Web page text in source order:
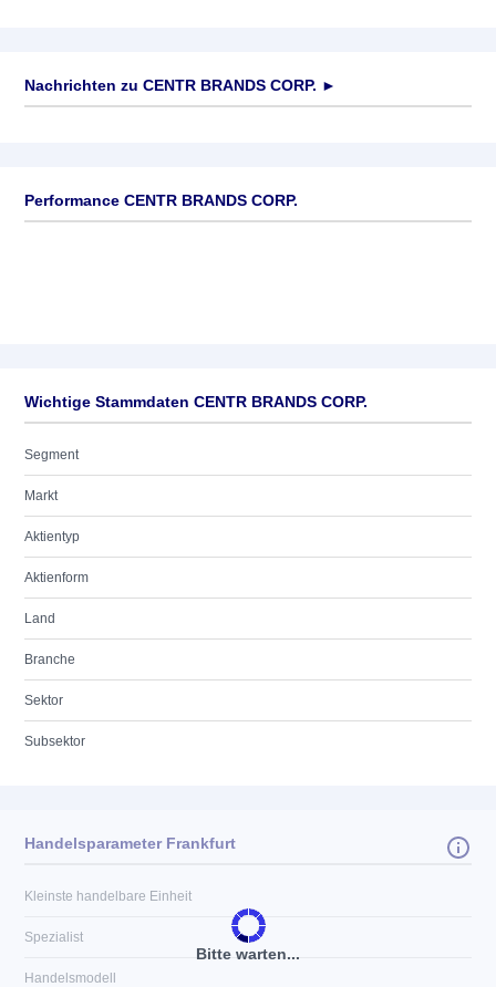
Nachrichten zu CENTR BRANDS CORP. ►
Performance CENTR BRANDS CORP.
Wichtige Stammdaten CENTR BRANDS CORP.
Segment
Markt
Aktientyp
Aktienform
Land
Branche
Sektor
Subsektor
Bitte warten...
Handelsparameter Frankfurt
Kleinste handelbare Einheit
Spezialist
Handelsmodell